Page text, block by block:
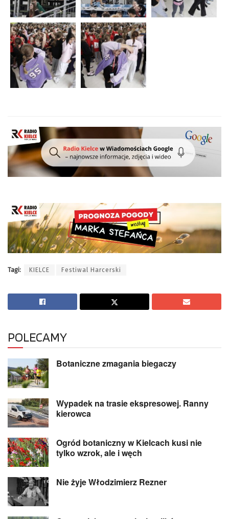
Tagi: KIELCE Festiwal Harcerski
POLECAMY
Botaniczne zmagania biegaczy
Wypadek na trasie ekspresowej. Ranny
kierowca
Ogród botaniczny w Kielcach kusi nie
tylko wzrok, ale i węch
Nie żyje Włodzimierz Rezner